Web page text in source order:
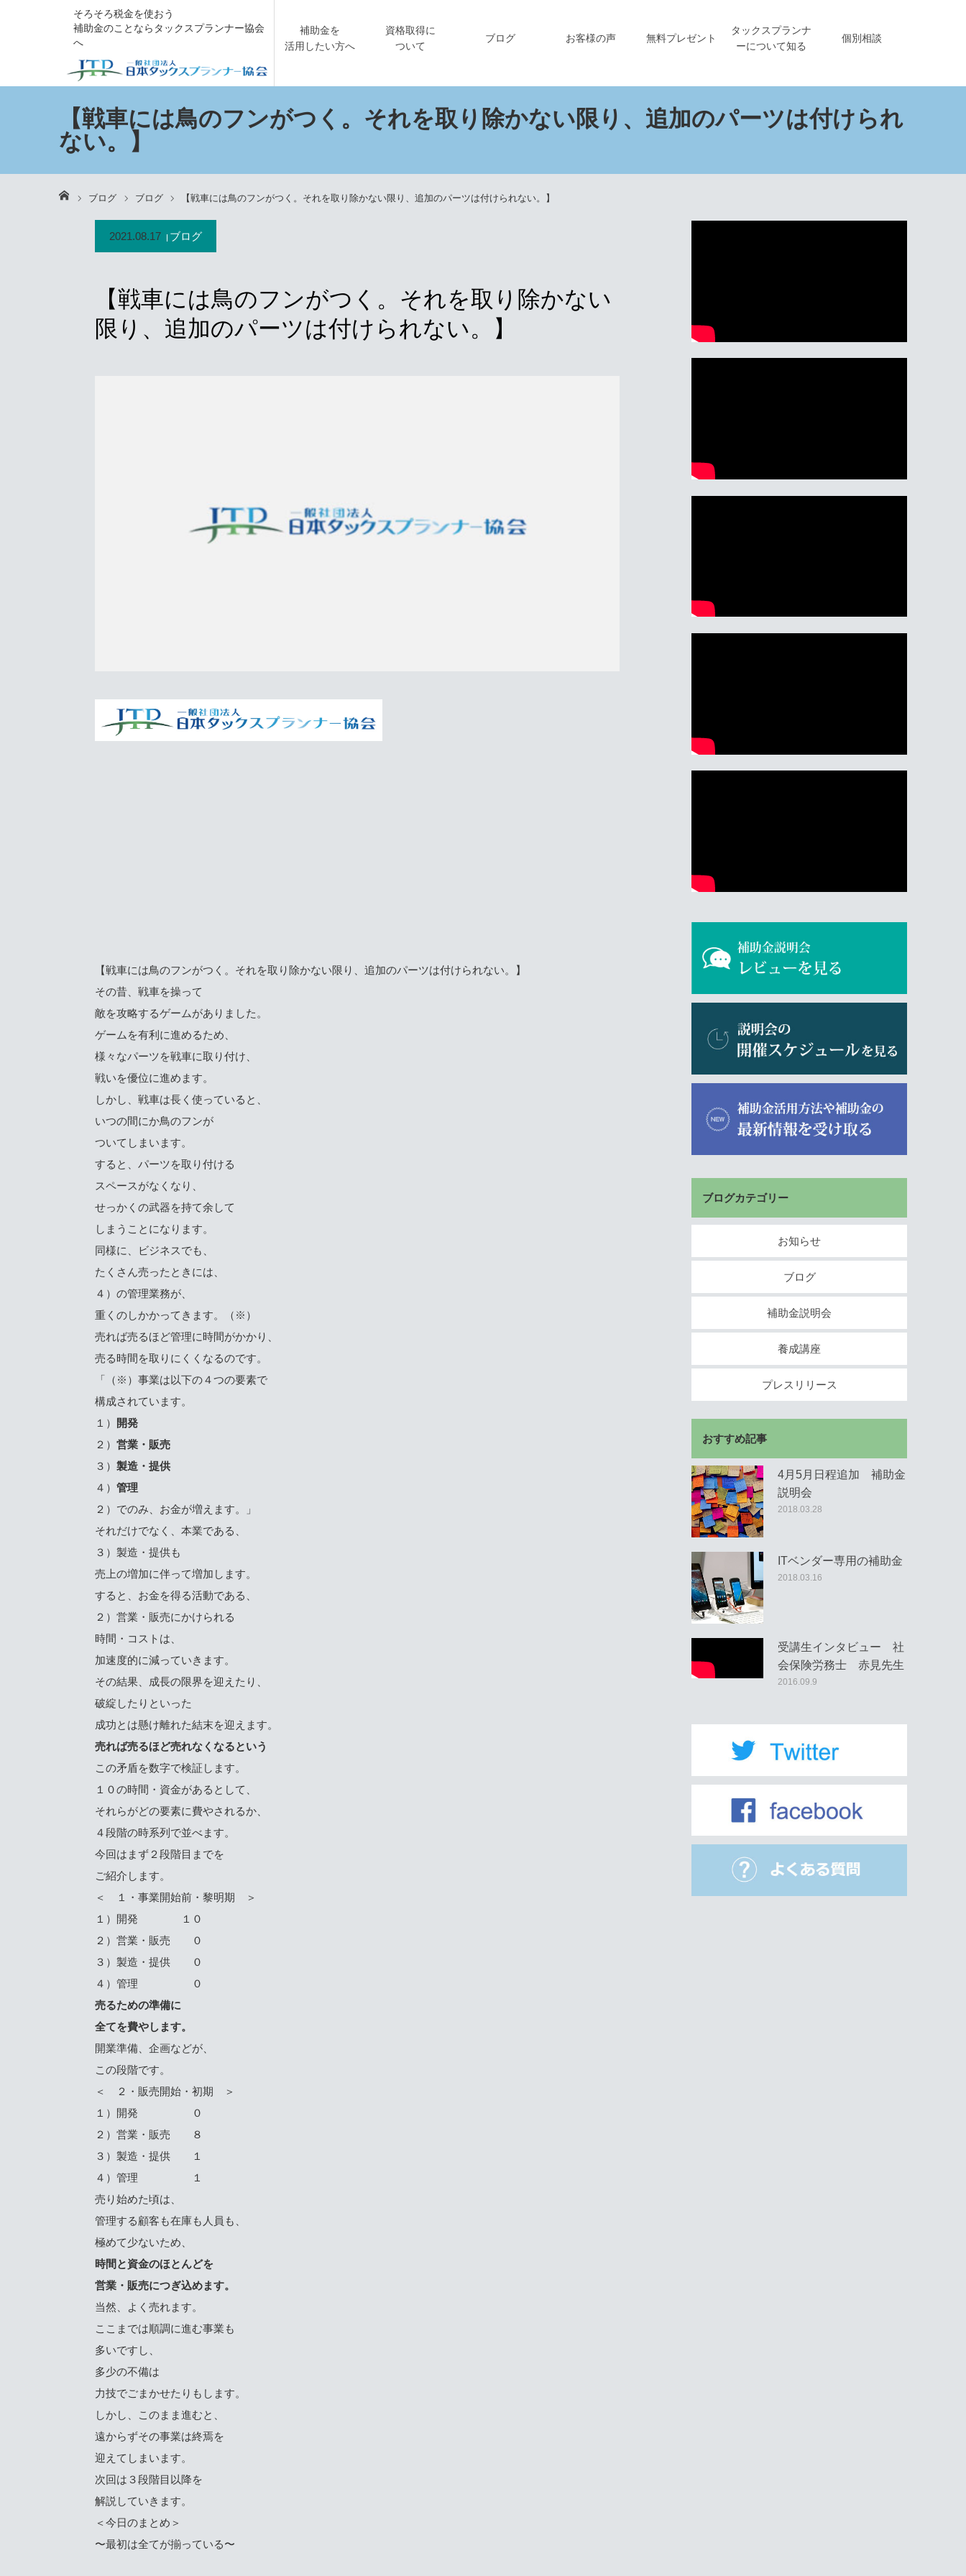
そろそろ税金を使おう
補助金のことならタックスプランナー協会
へ
補助金を
活用したい方へ
資格取得に
ついて
ブログ お客様の声 無料プレゼント
タックスプランナ
ーについて知る
個別相談
【戦車には鳥のフンがつく。それを取り除かない限り、追加のパーツは付けられ
ない。】
ブログ ブログ 【戦車には鳥のフンがつく。それを取り除かない限り、追加のパーツは付けられない。】
2021.08.17 ブログ
【戦車には鳥のフンがつく。それを取り除かない
限り、追加のパーツは付けられない。】
【戦車には鳥のフンがつく。それを取り除かない限り、 追加のパーツは付けられない。】
その昔、戦車を操って
敵を攻略するゲームがありました。
ゲームを有利に進めるため、
様々なパーツを戦車に取り付け、
戦いを優位に進めます。
しかし、戦車は長く使っていると、
いつの間にか鳥のフンが
ついてしまいます。
すると、パーツを取り付ける
スペースがなくなり、
せっかくの武器を持て余して
しまうことになります。
同様に、ビジネスでも、
たくさん売ったときには、
４）の管理業務が、
重くのしかかってきます。（※）
売れば売るほど管理に時間がかかり、
売る時間を取りにくくなるのです。
「（※）事業は以下の４つの要素で
構成されています。
１）
開発
２） 営業・販売
３） 製造・提供
４） 管理
２）でのみ、お金が増えます。」
それだけでなく、本業である、
３）製造・提供も
売上の増加に伴って増加します。
すると、お金を得る活動である、
２）営業・販売にかけられる
時間・コストは、
加速度的に減っていきます。
その結果、成長の限界を迎えたり、
破綻したりといった
成功とは懸け離れた結末を迎えます。
売れば売るほど売れなくなるという
この矛盾を数字で検証します。
１０の時間・資金があるとして、
それらがどの要素に費やされるか、
４段階の時系列で並べます。
今回はまず２段階目までを
ご紹介します。
＜ １・事業開始前・黎明期 ＞
１）開発 １０
２）営業・販売 ０
３）製造・提供 ０
４）管理 ０
売るための準備に
全てを費やします。
開業準備、企画などが、
この段階です。
＜ ２・販売開始・初期 ＞
１）開発 ０
２）営業・販売 ８
３）製造・提供 １
４）管理 １
売り始めた頃は、
管理する顧客も在庫も人員も、
極めて少ないため、
時間と資金のほとんどを
営業・販売につぎ込めます。
当然、よく売れます。
ここまでは順調に進む事業も
多いですし、
多少の不備は
力技でごまかせたりもします。
しかし、このまま進むと、
遠からずその事業は終焉を
迎えてしまいます。
次回は３段階目以降を
解説していきます。
＜今日のまとめ＞
〜最初は全てが揃っている〜
ブログカテゴリー
お知らせ
ブログ
補助金説明会
養成講座
プレスリリース
おすすめ記事
4月5月日程追加 補助金
説明会
2018.03.28
ITベンダー専用の補助金
2018.03.16
受講生インタビュー 社
会保険労務士 赤見先生
2016.09.9